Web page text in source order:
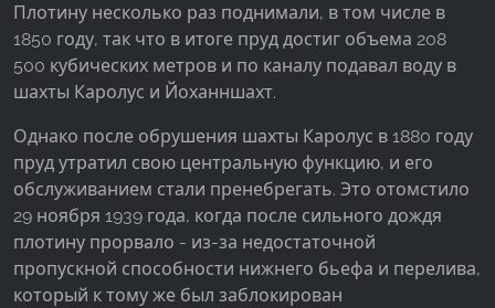
Плотину несколько раз поднимали, в том числе в
1850 году, так что в итоге пруд достиг объема 208
500 кубических метров и по каналу подавал воду в
шахты Каролус и Йоханншахт.
Однако после обрушения шахты Каролус в 1880 году
пруд утратил свою центральную функцию, и его
обслуживанием стали пренебрегать. Это отомстило
29 ноября 1939 года, когда после сильного дождя
плотину прорвало - из-за недостаточной
пропускной способности нижнего бьефа и перелива,
который к тому же был заблокирован
сайт.
Google Analytics
_ga, _gid, _gac_gb_
Purpose:
Сбор статистических данных об использовании
сайта